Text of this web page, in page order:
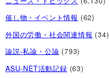
催し物・イベント情報 (62)
外国の労働・社会関連情報 (34)
論説-私論・公論 (793)
ASU-NET活動記録 (63)